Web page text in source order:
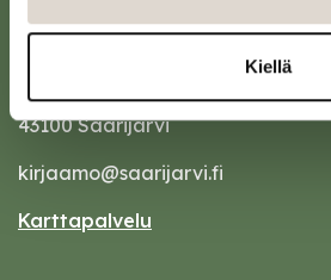
Kiellä
Sivulantie 11, PL 13
43100 Saarijärvi
kirjaamo@saarijarvi.fi
Karttapalvelu